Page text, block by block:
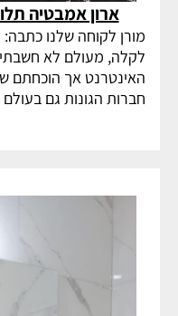
ארון אמבטיה
מורן לקוחה שלנו כתבה:
לקלה, מעולם לא
האינטרנט אך הוכחתם
חברות הגונות גם